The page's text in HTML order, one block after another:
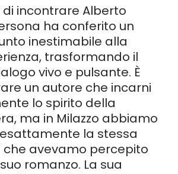
di incontrare Alberto
ha conferito un
inestimabile alla
trasformando il
vivo e pulsante. È
un autore che incarni
lo spirito della
ma in Milazzo abbiamo
la stessa
che avevamo percepito
romanzo. La sua